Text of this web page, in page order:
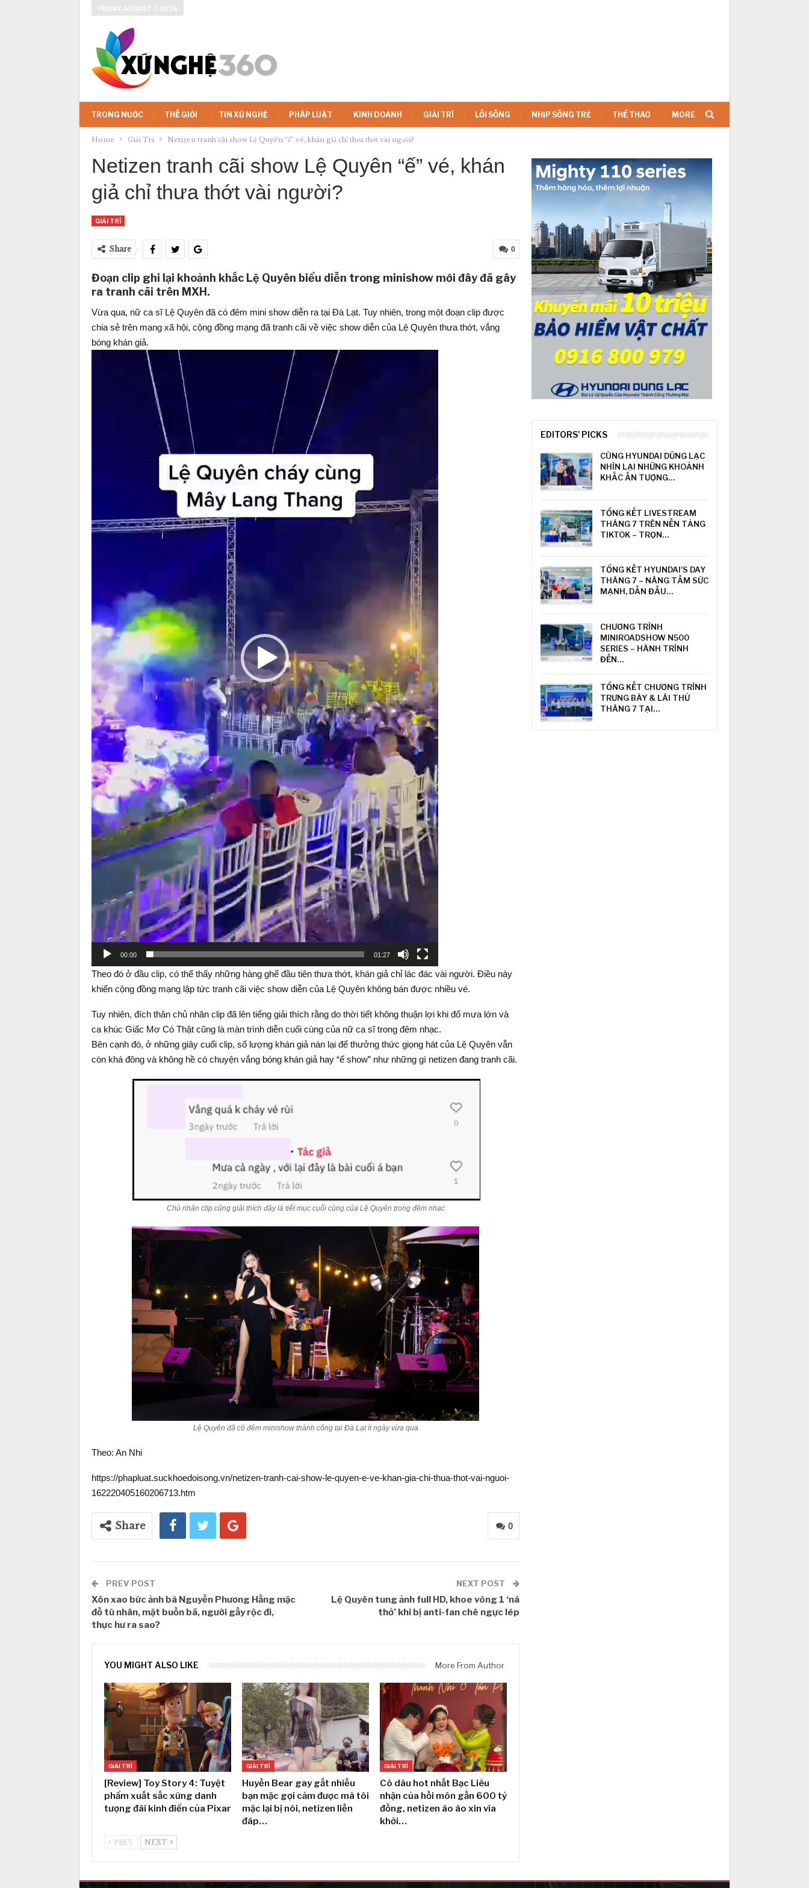
FRIDAY, AUGUST 7, 2026
TRONG NƯỚC THẾ GIỚI TIN XỨ NGHỆ PHÁP LUẬT KINH DOANH GIẢI TRÍ LỐI SỐNG NHỊP SỐNG TRẺ THỂ THAO MORE
Home Giải Trí Netizen tranh cãi show Lệ Quyên “ế” vé, khán giả chỉ thưa thớt vài người?
Netizen tranh cãi show Lệ Quyên “ế” vé, khán
giả chỉ thưa thớt vài người?
GIẢI TRÍ
0
Share
Đoạn clip ghi lại khoảnh khắc Lệ Quyên biểu diễn trong minishow mới đây đã gây
ra tranh cãi trên MXH.
Vừa qua, nữ ca sĩ Lệ Quyên đã có đêm mini show diễn ra tại Đà Lạt. Tuy nhiên, trong một đoạn clip được
chia sẻ trên mạng xã hội, cộng đồng mạng đã tranh cãi về việc show diễn của Lệ Quyên thưa thớt, vắng
bóng khán giả.
00:00 01:27
Theo đó ở đầu clip, có thể thấy những hàng ghế đầu tiên thưa thớt, khán giả chỉ lác đác vài người. Điều này
khiến cộng đồng mạng lập tức tranh cãi việc show diễn của Lệ Quyên không bán được nhiều vé.
Tuy nhiên, đích thân chủ nhân clip đã lên tiếng giải thích rằng do thời tiết không thuận lợi khi đổ mưa lớn và
ca khúc Giấc Mơ Có Thật cũng là màn trình diễn cuối cùng của nữ ca sĩ trong đêm nhạc.
Bên cạnh đó, ở những giây cuối clip, số lượng khán giả nán lại để thưởng thức giọng hát của Lệ Quyên vẫn
còn khá đông và không hề có chuyện vắng bóng khán giả hay “ế show” như những gì netizen đang tranh cãi.
Chủ nhân clip cũng giải thích đây là tiết mục cuối cùng của Lệ Quyên trong đêm nhạc
Lệ Quyên đã có đêm minishow thành công tại Đà Lạt ít ngày vừa qua
Theo: An Nhi
https://phapluat.suckhoedoisong.vn/netizen-tranh-cai-show-le-quyen-e-ve-khan-gia-chi-thua-thot-vai-nguoi-
162220405160206713.htm
0
Share
PREV POST
Xôn xao bức ảnh bà Nguyễn Phương Hằng mặc
đồ tù nhân, mặt buồn bã, người gầy rộc đi,
thực hư ra sao?
NEXT POST
Lệ Quyên tung ảnh full HD, khoe vòng 1 ‘ná
thở’ khi bị anti-fan chê ngực lép
YOU MIGHT ALSO LIKE More From Author
GIẢI TRÍ
[Review] Toy Story 4: Tuyệt
phẩm xuất sắc xứng danh
tượng đài kinh điển của Pixar
GIẢI TRÍ
Huyền Bear gay gắt nhiều
bạn mặc gợi cảm được mà tôi
mặc lại bị nói, netizen liền
đáp…
GIẢI TRÍ
Cô dâu hot nhất Bạc Liêu
nhận của hồi môn gần 600 tỷ
đồng, netizen ào ào xin vía
khởi…
PREV NEXT
EDITORS' PICKS
CÙNG HYUNDAI DŨNG LẠC
NHÌN LẠI NHỮNG KHOẢNH
KHẮC ẤN TƯỢNG…
TỔNG KẾT LIVESTREAM
THÁNG 7 TRÊN NỀN TẢNG
TIKTOK – TRỌN…
TỔNG KẾT HYUNDAI’S DAY
THÁNG 7 – NÂNG TẦM SỨC
MẠNH, DẪN ĐẦU…
CHƯƠNG TRÌNH
MINIROADSHOW N500
SERIES – HÀNH TRÌNH
ĐẾN…
TỔNG KẾT CHƯƠNG TRÌNH
TRƯNG BÀY & LÁI THỬ
THÁNG 7 TẠI…